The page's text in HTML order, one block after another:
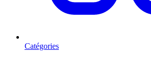
Catégories